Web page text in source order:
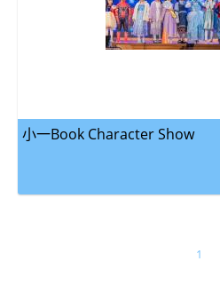
小一Book Character Show
1